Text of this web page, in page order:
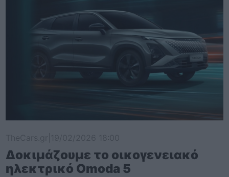
Δοκιμάζουμε το οικογενειακό
ηλεκτρικό Omoda 5